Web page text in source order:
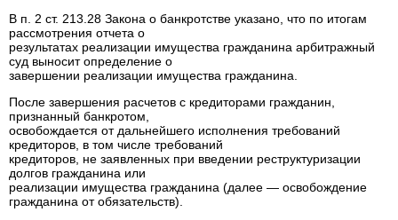
В п. 2 ст. 213.28 Закона о банкротстве указано, что по итогам
рассмотрения отчета о
результатах реализации имущества гражданина арбитражный
суд выносит определение о
завершении реализации имущества гражданина.
После завершения расчетов с кредиторами гражданин,
признанный банкротом,
освобождается от дальнейшего исполнения требований
кредиторов, в том числе требований
кредиторов, не заявленных при введении реструктуризации
долгов гражданина или
реализации имущества гражданина (далее — освобождение
гражданина от обязательств).